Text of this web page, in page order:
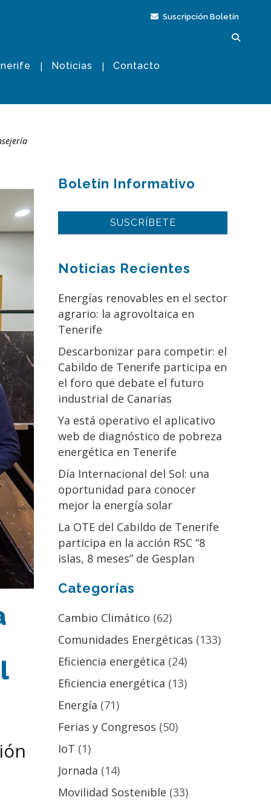
Suscripción Boletín
Noticias Contacto
Boletín Informativo
SUSCRÍBETE
Noticias Recientes
Energías renovables en el sector
agrario: la agrovoltaica en
Tenerife
Descarbonizar para competir: el
Cabildo de Tenerife participa en
el foro que debate el futuro
industrial de Canarias
Ya está operativo el aplicativo
web de diagnóstico de pobreza
energética en Tenerife
Día Internacional del Sol: una
oportunidad para conocer
mejor la energía solar
La OTE del Cabildo de Tenerife
participa en la acción RSC “8
islas, 8 meses” de Gesplan
Categorías
Cambio Climático (62)
Comunidades Energéticas (133)
Eficiencia energética (24)
Eficiencia energética (13)
Energía (71)
Ferias y Congresos (50)
IoT (1)
Jornada (14)
Movilidad Sostenible (33)